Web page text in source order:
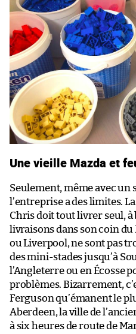
Une vieille Mazda et
Seulement, même avec un
l’entreprise a des limites.
Chris doit tout livrer seul, à
livraisons dans son coin
ou Liverpool, ne sont pas
des mini-stades jusqu’à
l’Angleterre ou en Écosse
problèmes. Bizarrement,
Ferguson qu’émanent le
Aberdeen, la ville de
à six heures de route de